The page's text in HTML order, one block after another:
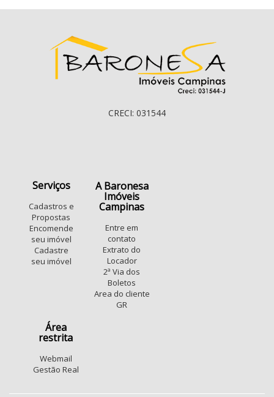
CRECI: 031544
Serviços
Cadastros e
Propostas
Encomende
seu imóvel
Cadastre
seu imóvel
A Baronesa
Imóveis
Campinas
Entre em
contato
Extrato do
Locador
2ª Via dos
Boletos
Area do cliente
GR
Área
restrita
Webmail
Gestão Real